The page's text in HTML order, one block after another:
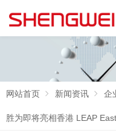
网站首页 新闻资讯 企
胜为即将亮相香港 LEAP